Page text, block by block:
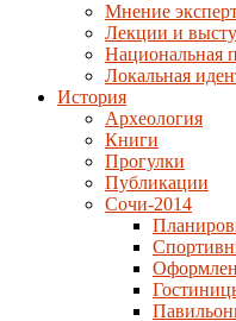
Мнение
Лекции и
Национальная
Локальная
История
Археология
Книги
Прогулки
Публикации
Сочи-2014